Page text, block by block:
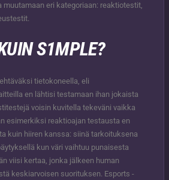
muutamaan eri kategoriaan: reaktiotestit,
S1MPLE?
tietokoneella, eli
en lähtisi testamaan ihan jokaista
voisin kuvitella tekeväni vaikka
esimerkiksi reaktioajan testausta en
kuin hiiren kanssa: siinä tarkoituksena
kun väri vaihtuu punaisesta
viisi kertaa, jonka jälkeen human
keskiarvoisen suorituksen. Esports -